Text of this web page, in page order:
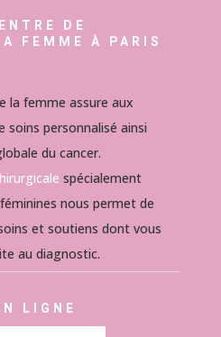
DE
FEMME À PARIS
la femme assure aux
soins personnalisé ainsi
du cancer.
spécialement
nous permet de
et soutiens dont vous
au diagnostic.
LIGNE